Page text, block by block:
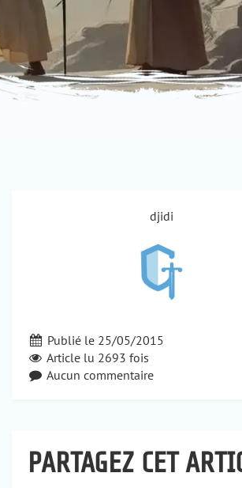
djidi
Publié le 25/05/2015
Article lu 2693 fois
Aucun commentaire
PARTAGEZ CET